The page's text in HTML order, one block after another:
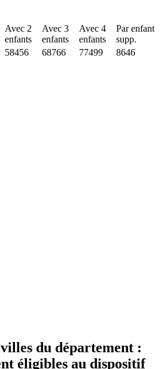
Avec 2
enfants
Avec 3
enfants
Avec 4
enfants
Par enfant
supp.
58456 68766 77499 8646
du département :
éligibles au dispositif